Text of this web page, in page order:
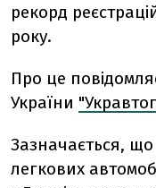
рекорд
року.
Про це
України
Зазначається, що
легкових